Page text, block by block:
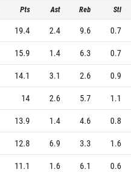
Pts Ast Reb Stl
19.4 2.4 9.6
0.7
15.9 1.4 6.3
0.7
14.1 3.1 2.6
0.9
14 2.6 5.7
1.1
13.9 1.4 4.6
0.8
12.8 6.9 3.3
1.6
11.1 1.6 6.1
0.6